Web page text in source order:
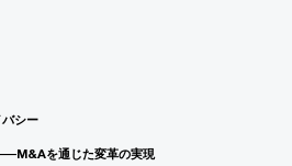
シー
を通じた変革の実現